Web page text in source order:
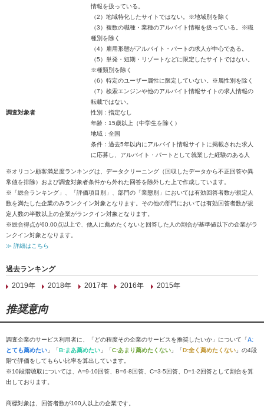
情報を扱っている。
（2）地域特化したサイトではない。※地域別を除く
（3）複数の職種・業種のアルバイト情報を扱っている。※職
種別を除く
（4）雇用形態がアルバイト・パートの求人が中心である。
（5）単発・短期・リゾートなどに限定したサイトではない。
※種類別を除く
（6）特定のユーザー属性に限定していない。※属性別を除く
（7）検索エンジンや他のアルバイト情報サイトの求人情報の
転載ではない。
調査対象者
性別：指定なし
年齢：15歳以上（中学生を除く）
地域：全国
条件：過去5年以内にアルバイト情報サイトに掲載された求人
に応募し、アルバイト・パートとして就業した経験のある人
※オリコン顧客満足度ランキングは、データクリーニング（回収したデータから不正回答や異
常値を排除）および調査対象者条件から外れた回答を除外した上で作成しています。
※「総合ランキング」、「評価項目別」、部門の「業態別」においては有効回答者数が規定人
数を満たした企業のみランクイン対象となります。その他の部門においては有効回答者数が規
定人数の半数以上の企業がランクイン対象となります。
※総合得点が60.00点以上で、他人に薦めたくないと回答した人の割合が基準値以下の企業がラ
ンクイン対象となります。
≫ 詳細はこちら
過去ランキング
2019年
2018年 2017年 2016年 2015年
推奨意向
調査企業のサービス利用者に、「どの程度その企業のサービスを推奨したいか」について「A:
とても薦めたい 」「B:まあ薦めたい 」「C:あまり薦めたくない 」「D:全く薦めたくない 」の4段
階で評価をしてもらい比率を算出しています。
※10段階聴取については、A=9-10回答、B=6-8回答、C=3-5回答、D=1-2回答として割合を算
出しております。
商標対象は、回答者数が100人以上の企業です。